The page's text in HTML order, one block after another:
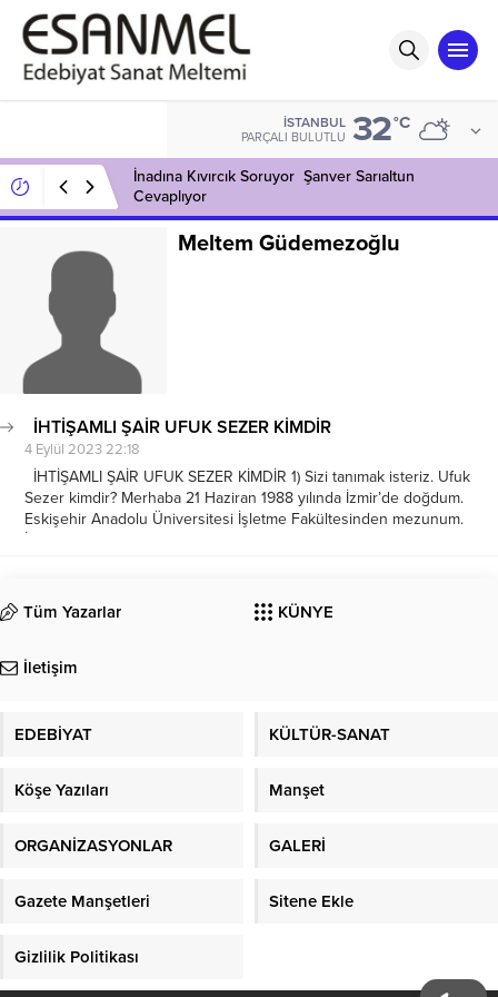
İSTANBUL
PARÇALI BULUTLU 32°C
İnadına Kıvırcık Soruyor Şanver Sarıaltun
Cevaplıyor
Meltem Güdemezoğlu
İHTİŞAMLI ŞAİR UFUK SEZER KİMDİR
4 Eylül 2023 22:18
İHTİŞAMLI ŞAİR UFUK SEZER KİMDİR 1) Sizi tanımak isteriz. Ufuk
Sezer kimdir? Merhaba 21 Haziran 1988 yılında İzmir’de doğdum.
Eskişehir Anadolu Üniversitesi İşletme Fakültesinden mezunum.
Tüm Yazarlar KÜNYE
İletişim
EDEBİYAT KÜLTÜR-SANAT
Köşe Yazıları Manşet
ORGANİZASYONLAR GALERİ
Gazete Manşetleri Sitene Ekle
Gizlilik Politikası